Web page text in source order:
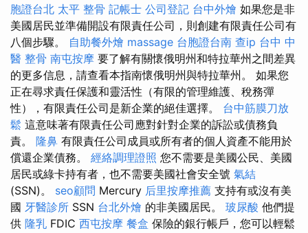
胞證台北 太平 整骨 記帳士 公司登記 台中外燴 如果您是非
美國居民並準備開設有限責任公司，則創建有限責任公司有
八個步驟。 自助餐外燴 massage 台胞證台南 查ip 台中 中
醫 整骨 南屯按摩 要了解有關懷俄明州和特拉華州之間差異
的更多信息，請查看本指南懷俄明州與特拉華州。 如果您
正在尋求責任保護和靈活性（有限的管理維護、稅務彈
性），有限責任公司是新企業的絕佳選擇。 台中筋膜刀放
鬆 這意味著有限責任公司應對針對企業的訴訟或債務負
責。 隆鼻 有限責任公司成員或所有者的個人資產不能用於
償還企業債務。 經絡調理證照 您不需要是美國公民、美國
居民或綠卡持有者，也不需要美國社會安全號 氣結
(SSN)。 seo顧問 Mercury 后里按摩推薦 支持有或沒有美
國 牙醫診所 SSN 台北外燴 的非美國居民。 玻尿酸 他們提
供 隆乳 FDIC 西屯按摩 餐盒 保險的銀行帳戶，您可以輕鬆